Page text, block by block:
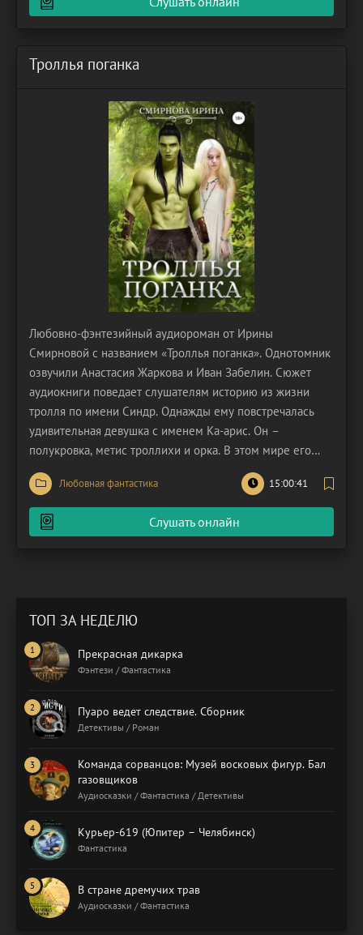
Троллья поганка
Любовно-фэнтезийный аудиороман от Ирины
Смирновой с названием «Троллья поганка». Однотомник
озвучили Анастасия Жаркова и Иван Забелин. Сюжет
аудиокниги поведает слушателям историю из жизни
тролля по имени Синдр. Однажды ему повстречалась
удивительная девушка с именем Ка-арис. Он –
полукровка, метис троллихи и орка. В этом мире его
можно считать недоразумением, ведь до настоящего
орка он не дотягивает, а вот для тролля – слишком
крупный. Мама Синдра – очень мудрая женщина, а его
бабка –
Любовная фантастика 15:00:41
Слушать онлайн
ТОП ЗА НЕДЕЛЮ
Прекрасная дикарка
Фэнтези / Фантастика
Пуаро ведет следствие. Сборник
Детективы / Роман
Команда сорванцов: Музей восковых фигур. Бал
газовщиков
Аудиосказки / Фантастика / Детективы
Курьер-619 (Юпитер – Челябинск)
Фантастика
В стране дремучих трав
Аудиосказки / Фантастика